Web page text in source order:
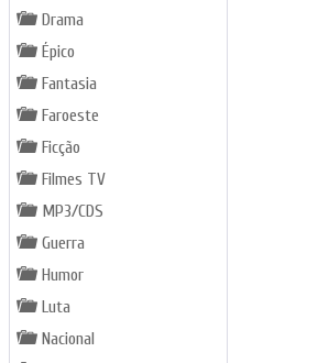
Drama
Épico
Fantasia
Faroeste
Ficção
Filmes TV
MP3/CDS
Guerra
Humor
Luta
Nacional